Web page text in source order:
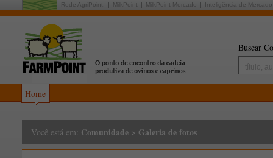
Rede AgriPoint: MilkPoint MilkPoint Mercado Inteligência de Mercado
Buscar
Home
Você está em: Comunidade > Galeria de fotos